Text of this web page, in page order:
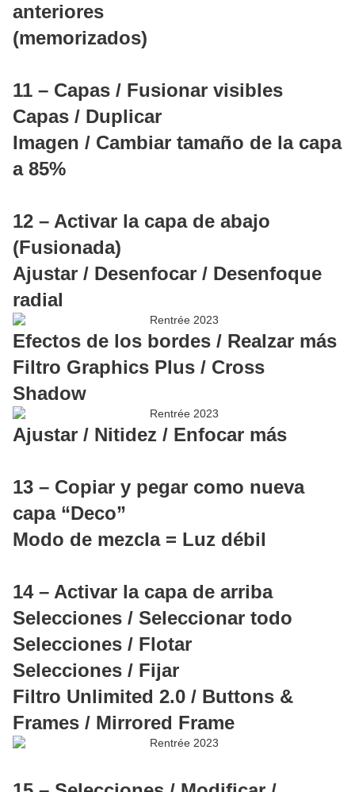
anteriores
(memorizados)
11 – Capas / Fusionar visibles
Capas / Duplicar
Imagen / Cambiar tamaño de la capa
a 85%
12 – Activar la capa de abajo
(Fusionada)
Ajustar / Desenfocar / Desenfoque
radial
Efectos de los bordes / Realzar más
Filtro Graphics Plus / Cross
Shadow
Ajustar / Nitidez / Enfocar más
13 – Copiar y pegar como nueva
capa “Deco”
Modo de mezcla = Luz débil
14 – Activar la capa de arriba
Selecciones / Seleccionar todo
Selecciones / Flotar
Selecciones / Fijar
Filtro Unlimited 2.0 / Buttons &
Frames / Mirrored Frame